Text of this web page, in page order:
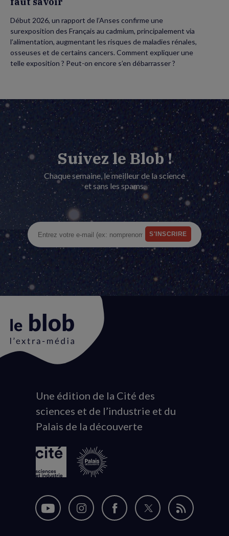
Début 2026, un rapport de l’Anses confirme une
surexposition des Français au cadmium, principalement via
l’alimentation, augmentant les risques de maladies rénales,
osseuses et de certains cancers. Comment expliquer une
telle exposition ? Peut-on encore s’en débarrasser ?
Suivez le Blob !
Chaque semaine, le meilleur de la science
et sans les spams.
Animation
du
logo
Une édition de la Cité des
sciences et de l’industrie et du
Palais de la découverte
Nous
Nous
Nous
Nous
Flux